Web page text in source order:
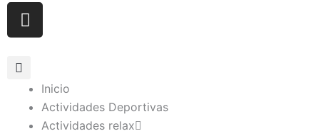
Inicio
Actividades Deportivas
Actividades relax